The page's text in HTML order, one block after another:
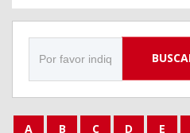
A B C D E